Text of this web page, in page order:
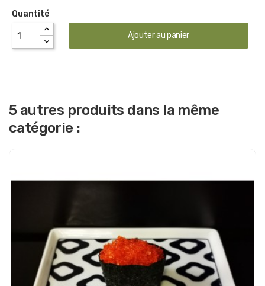
Quantité
Ajouter au panier
5 autres produits dans la même
catégorie :